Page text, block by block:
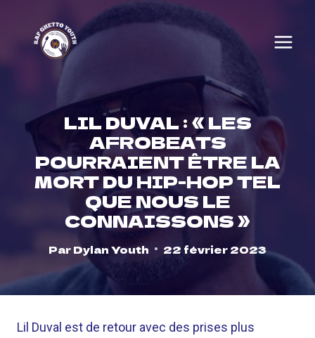
content
LIL DUVAL : « LES
AFROBEATS
POURRAIENT ÊTRE LA
MORT DU HIP-HOP TEL
QUE NOUS LE
CONNAISSONS »
ParDylan Youth 22 février 2023
Lil Duval est de retour avec des prises plus